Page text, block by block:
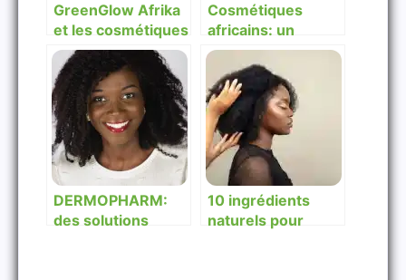
GreenGlow Afrika
et les cosmétiques
africains
Cosmétiques
africains: un
marché à fort
potentiel et pas
assez exploité
DERMOPHARM:
des solutions
10 ingrédients
naturels pour